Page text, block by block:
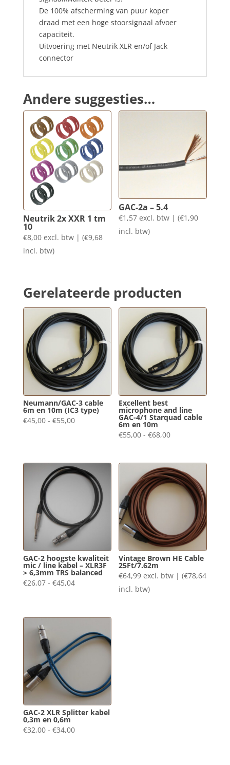
De 100% afscherming van puur koper
draad met een hoge stoorsignaal afvoer
capaciteit.
Uitvoering met Neutrik XLR en/of Jack
connector
Andere suggesties…
Neutrik 2x XXR 1 tm
10
€8,00 excl. btw | (€9,68
incl. btw)
GAC-2a – 5.4
€1,57 excl. btw | (€1,90
incl. btw)
Gerelateerde producten
Neumann/GAC-3 cable
6m en 10m (IC3 type)
€45,00 - €55,00Prijsklasse:
Excellent best
microphone and line
GAC-4/1 Starquad cable
6m en 10m
€55,00 - €68,00Prijsklasse:
tot
€68,00
GAC-2 hoogste kwaliteit
mic / line kabel – XLR3F
> 6,3mm TRS balanced
€26,07 - €45,04Prijsklasse:
Vintage Brown HE Cable
25Ft/7.62m
€64,99 excl. btw | (€78,64
incl. btw)
GAC-2 XLR Splitter kabel
0,3m en 0,6m
€32,00 - €34,00Prijsklasse: